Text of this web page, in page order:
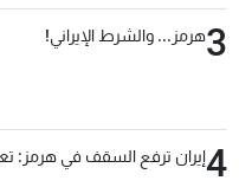
3هرمز... والشرط الإيراني!
4إيران ترفع السقف في هرمز: